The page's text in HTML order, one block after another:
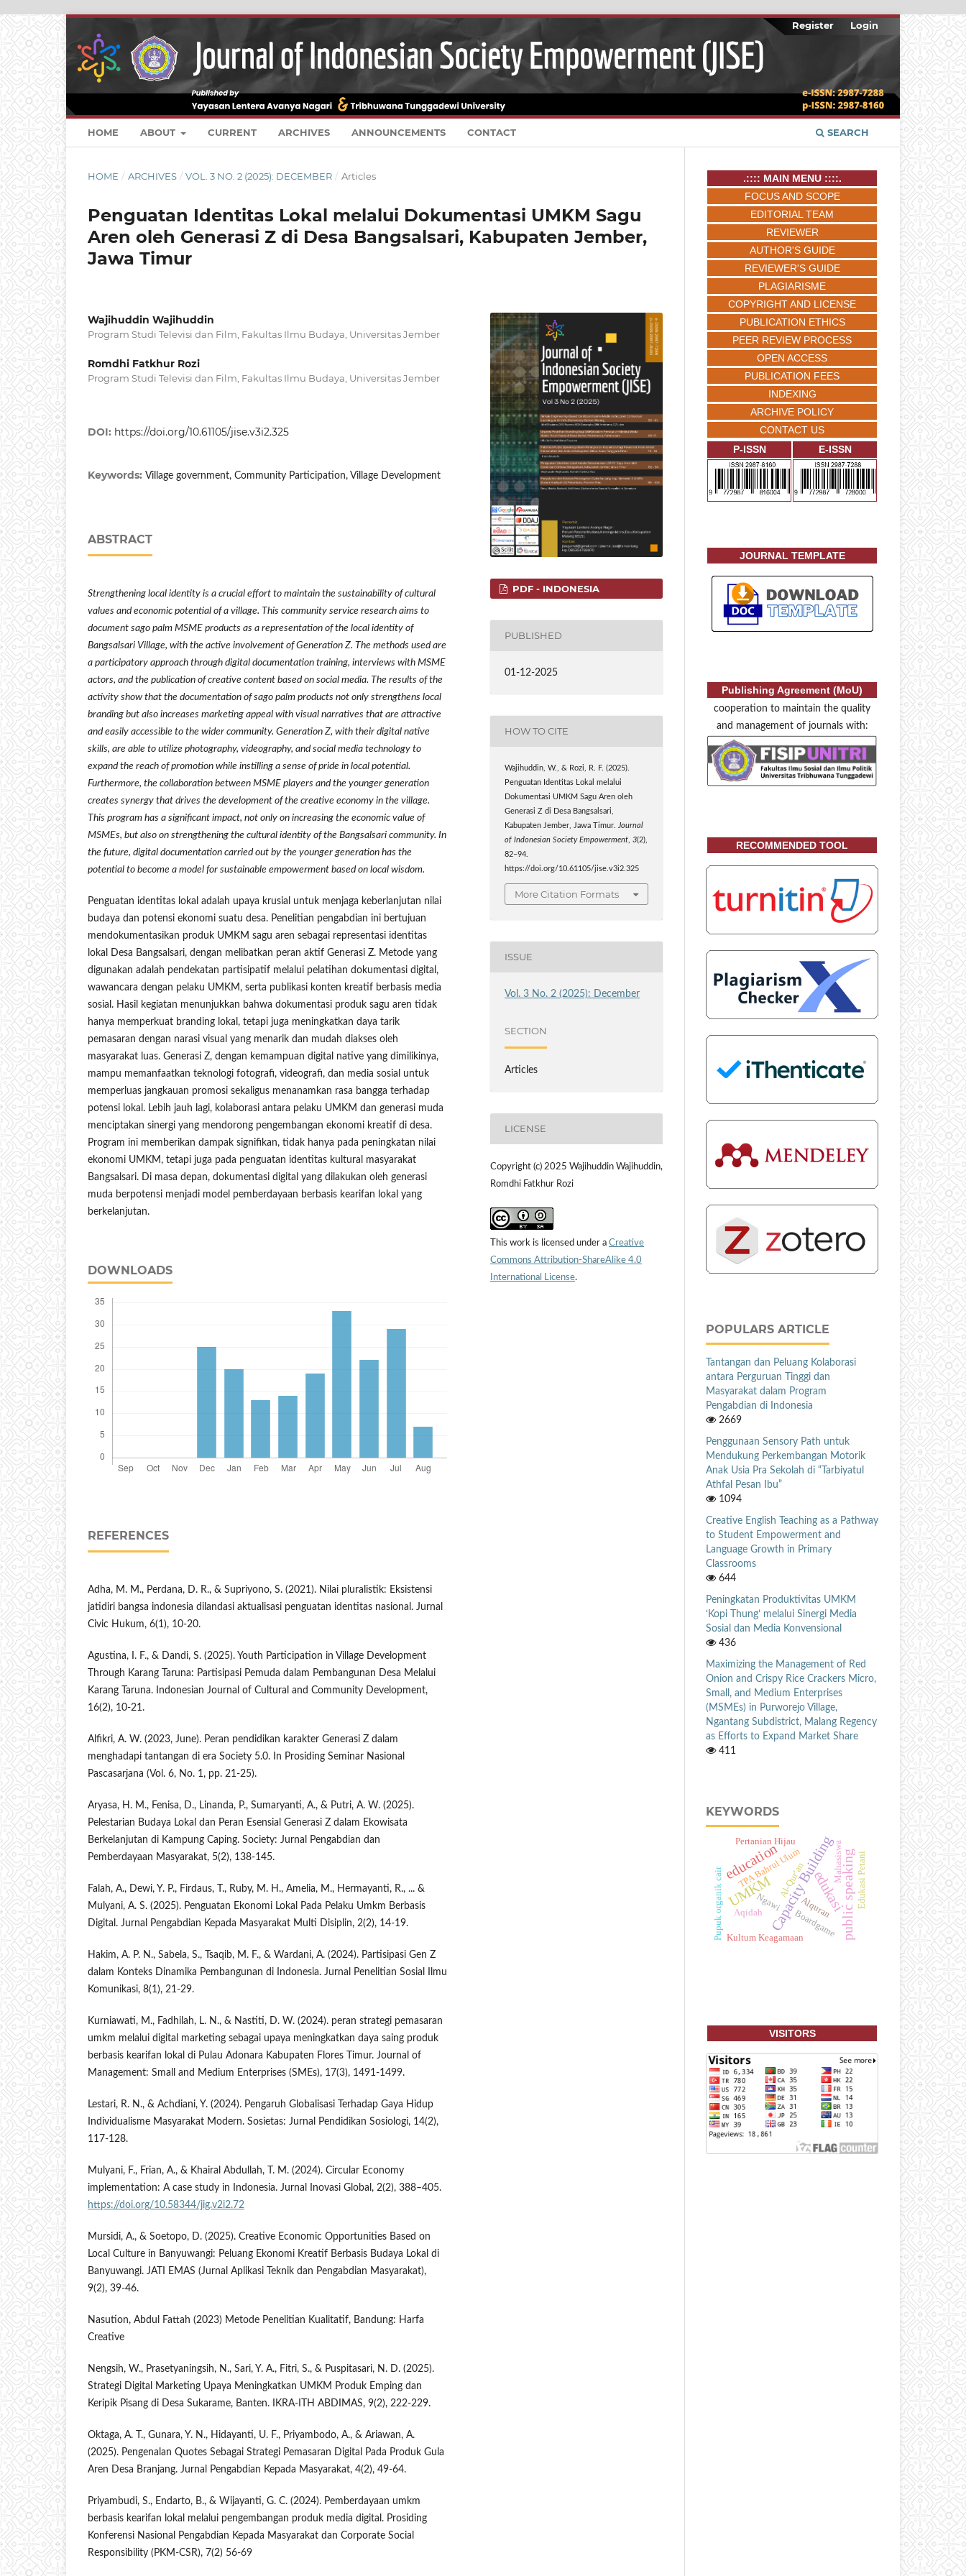
HOME ABOUT CURRENT ARCHIVES ANNOUNCEMENTS CONTACT SEARCH
Register Login
HOME / ARCHIVES / VOL. 3 NO. 2 (2025): DECEMBER / Articles
Penguatan Identitas Lokal melalui Dokumentasi UMKM Sagu
Aren oleh Generasi Z di Desa Bangsalsari, Kabupaten Jember,
Jawa Timur
Wajihuddin Wajihuddin
Program Studi Televisi dan Film, Fakultas Ilmu Budaya, Universitas Jember
Romdhi Fatkhur Rozi
Program Studi Televisi dan Film, Fakultas Ilmu Budaya, Universitas Jember
DOI: https://doi.org/10.61105/jise.v3i2.325
Keywords: Village government, Community Participation, Village Development
ABSTRACT
Strengthening local identity is a crucial effort to maintain the sustainability of cultural
values and economic potential of a village. This community service research aims to
document sago palm MSME products as a representation of the local identity of
Bangsalsari Village, with the active involvement of Generation Z. The methods used are
a participatory approach through digital documentation training, interviews with MSME
actors, and the publication of creative content based on social media. The results of the
activity show that the documentation of sago palm products not only strengthens local
branding but also increases marketing appeal with visual narratives that are attractive
and easily accessible to the wider community. Generation Z, with their digital native
skills, are able to utilize photography, videography, and social media technology to
expand the reach of promotion while instilling a sense of pride in local potential.
Furthermore, the collaboration between MSME players and the younger generation
creates synergy that drives the development of the creative economy in the village.
This program has a significant impact, not only on increasing the economic value of
MSMEs, but also on strengthening the cultural identity of the Bangsalsari community. In
the future, digital documentation carried out by the younger generation has the
potential to become a model for sustainable empowerment based on local wisdom.
Penguatan identitas lokal adalah upaya krusial untuk menjaga keberlanjutan nilai
budaya dan potensi ekonomi suatu desa. Penelitian pengabdian ini bertujuan
mendokumentasikan produk UMKM sagu aren sebagai representasi identitas
lokal Desa Bangsalsari, dengan melibatkan peran aktif Generasi Z. Metode yang
digunakan adalah pendekatan partisipatif melalui pelatihan dokumentasi digital,
wawancara dengan pelaku UMKM, serta publikasi konten kreatif berbasis media
sosial. Hasil kegiatan menunjukkan bahwa dokumentasi produk sagu aren tidak
hanya memperkuat branding lokal, tetapi juga meningkatkan daya tarik
pemasaran dengan narasi visual yang menarik dan mudah diakses oleh
masyarakat luas. Generasi Z, dengan kemampuan digital native yang dimilikinya,
mampu memanfaatkan teknologi fotografi, videografi, dan media sosial untuk
memperluas jangkauan promosi sekaligus menanamkan rasa bangga terhadap
potensi lokal. Lebih jauh lagi, kolaborasi antara pelaku UMKM dan generasi muda
menciptakan sinergi yang mendorong pengembangan ekonomi kreatif di desa.
Program ini memberikan dampak signifikan, tidak hanya pada peningkatan nilai
ekonomi UMKM, tetapi juga pada penguatan identitas kultural masyarakat
Bangsalsari. Di masa depan, dokumentasi digital yang dilakukan oleh generasi
muda berpotensi menjadi model pemberdayaan berbasis kearifan lokal yang
berkelanjutan.
DOWNLOADS
REFERENCES
Adha, M. M., Perdana, D. R., & Supriyono, S. (2021). Nilai pluralistik: Eksistensi
jatidiri bangsa indonesia dilandasi aktualisasi penguatan identitas nasional. Jurnal
Civic Hukum, 6(1), 10-20.
Agustina, I. F., & Dandi, S. (2025). Youth Participation in Village Development
Through Karang Taruna: Partisipasi Pemuda dalam Pembangunan Desa Melalui
Karang Taruna. Indonesian Journal of Cultural and Community Development,
16(2), 10-21.
Alfikri, A. W. (2023, June). Peran pendidikan karakter Generasi Z dalam
menghadapi tantangan di era Society 5.0. In Prosiding Seminar Nasional
Pascasarjana (Vol. 6, No. 1, pp. 21-25).
Aryasa, H. M., Fenisa, D., Linanda, P., Sumaryanti, A., & Putri, A. W. (2025).
Pelestarian Budaya Lokal dan Peran Esensial Generasi Z dalam Ekowisata
Berkelanjutan di Kampung Caping. Society: Jurnal Pengabdian dan
Pemberdayaan Masyarakat, 5(2), 138-145.
Falah, A., Dewi, Y. P., Firdaus, T., Ruby, M. H., Amelia, M., Hermayanti, R., ... &
Mulyani, A. S. (2025). Penguatan Ekonomi Lokal Pada Pelaku Umkm Berbasis
Digital. Jurnal Pengabdian Kepada Masyarakat Multi Disiplin, 2(2), 14-19.
Hakim, A. P. N., Sabela, S., Tsaqib, M. F., & Wardani, A. (2024). Partisipasi Gen Z
dalam Konteks Dinamika Pembangunan di Indonesia. Jurnal Penelitian Sosial Ilmu
Komunikasi, 8(1), 21-29.
Kurniawati, M., Fadhilah, L. N., & Nastiti, D. W. (2024). peran strategi pemasaran
umkm melalui digital marketing sebagai upaya meningkatkan daya saing produk
berbasis kearifan lokal di Pulau Adonara Kabupaten Flores Timur. Journal of
Management: Small and Medium Enterprises (SMEs), 17(3), 1491-1499.
Lestari, R. N., & Achdiani, Y. (2024). Pengaruh Globalisasi Terhadap Gaya Hidup
Individualisme Masyarakat Modern. Sosietas: Jurnal Pendidikan Sosiologi, 14(2),
117-128.
Mulyani, F., Frian, A., & Khairal Abdullah, T. M. (2024). Circular Economy
implementation: A case study in Indonesia. Jurnal Inovasi Global, 2(2), 388–405.
https://doi.org/10.58344/jig.v2i2.72
Mursidi, A., & Soetopo, D. (2025). Creative Economic Opportunities Based on
Local Culture in Banyuwangi: Peluang Ekonomi Kreatif Berbasis Budaya Lokal di
Banyuwangi. JATI EMAS (Jurnal Aplikasi Teknik dan Pengabdian Masyarakat),
9(2), 39-46.
Nasution, Abdul Fattah (2023) Metode Penelitian Kualitatif, Bandung: Harfa
Creative
Nengsih, W., Prasetyaningsih, N., Sari, Y. A., Fitri, S., & Puspitasari, N. D. (2025).
Strategi Digital Marketing Upaya Meningkatkan UMKM Produk Emping dan
Keripik Pisang di Desa Sukarame, Banten. IKRA-ITH ABDIMAS, 9(2), 222-229.
Oktaga, A. T., Gunara, Y. N., Hidayanti, U. F., Priyambodo, A., & Ariawan, A.
(2025). Pengenalan Quotes Sebagai Strategi Pemasaran Digital Pada Produk Gula
Aren Desa Branjang. Jurnal Pengabdian Kepada Masyarakat, 4(2), 49-64.
Priyambudi, S., Endarto, B., & Wijayanti, G. C. (2024). Pemberdayaan umkm
berbasis kearifan lokal melalui pengembangan produk media digital. Prosiding
Konferensi Nasional Pengabdian Kepada Masyarakat dan Corporate Social
Responsibility (PKM-CSR), 7(2) 56-69
PDF - INDONESIA
PUBLISHED
01-12-2025
HOW TO CITE
Wajihuddin, W., & Rozi, R. F. (2025).
Penguatan Identitas Lokal melalui
Dokumentasi UMKM Sagu Aren oleh
Generasi Z di Desa Bangsalsari,
Kabupaten Jember, Jawa Timur.
Journal
of Indonesian Society Empowerment ,3(2),
82–94.
https://doi.org/10.61105/jise.v3i2.325
More Citation Formats
ISSUE
Vol. 3 No. 2 (2025): December
SECTION
Articles
LICENSE
Copyright (c) 2025 Wajihuddin Wajihuddin,
Romdhi Fatkhur Rozi
This work is licensed under a Creative
Commons Attribution-ShareAlike 4.0
International License.
.:::: MAIN MENU ::::.
FOCUS AND SCOPE
EDITORIAL TEAM
REVIEWER
AUTHOR'S GUIDE
REVIEWER'S GUIDE
PLAGIARISME
COPYRIGHT AND LICENSE
PUBLICATION ETHICS
PEER REVIEW PROCESS
OPEN ACCESS
PUBLICATION FEES
INDEXING
ARCHIVE POLICY
CONTACT US
P-ISSN
E-ISSN
JOURNAL TEMPLATE
Publishing Agreement (MoU)
cooperation to maintain the quality
and management of journals with:
RECOMMENDED TOOL
POPULARS ARTICLE
Tantangan dan Peluang Kolaborasi
antara Perguruan Tinggi dan
Masyarakat dalam Program
Pengabdian di Indonesia
2669
Penggunaan Sensory Path untuk
Mendukung Perkembangan Motorik
Anak Usia Pra Sekolah di “Tarbiyatul
Athfal Pesan Ibu”
1094
Creative English Teaching as a Pathway
to Student Empowerment and
Language Growth in Primary
Classrooms
644
Peningkatan Produktivitas UMKM
‘Kopi Thung’ melalui Sinergi Media
Sosial dan Media Konvensional
436
Maximizing the Management of Red
Onion and Crispy Rice Crackers Micro,
Small, and Medium Enterprises
(MSMEs) in Purworejo Village,
Ngantang Subdistrict, Malang Regency
as Efforts to Expand Market Share
411
KEYWORDS
UMKM
educationCapacity Building
edukasipublic speaking
Aqidah Alquran
Ngawi
TPA Bahrul Ulum Edukasi Petani
Pupuk organik cair
Pertanian Hijau
Boardgame
Mahasiswa
Al-Qur’an
Kultum Keagamaan
VISITORS